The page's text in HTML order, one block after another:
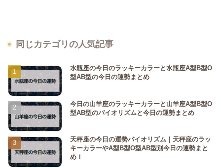
同じカテゴリの人気記事
水瓶座の今日のラッキーカラーと水瓶座A型B型O
型AB型の今日の運勢まとめ
今日の山羊座のラッキーカラーと山羊座A型B型O
型AB型のバイオリズムと今日の運勢まとめ
天秤座の今日の運勢バイオリズム｜天秤座のラッ
キーカラーやA型B型O型AB型別今日の運勢まと
め！